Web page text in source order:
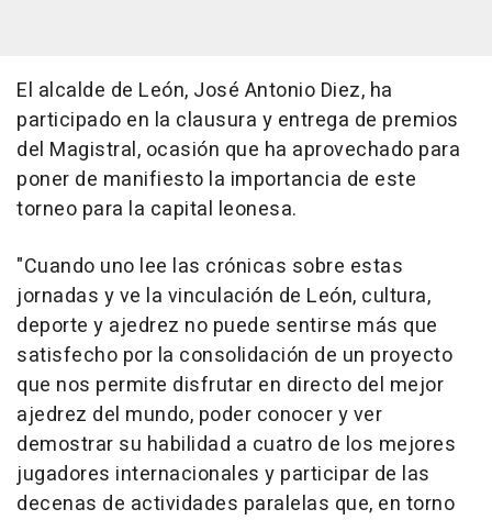
El alcalde de León, José Antonio Diez, ha
participado en la clausura y entrega de premios
del Magistral, ocasión que ha aprovechado para
poner de manifiesto la importancia de este
torneo para la capital leonesa.
"Cuando uno lee las crónicas sobre estas
jornadas y ve la vinculación de León, cultura,
deporte y ajedrez no puede sentirse más que
satisfecho por la consolidación de un proyecto
que nos permite disfrutar en directo del mejor
ajedrez del mundo, poder conocer y ver
demostrar su habilidad a cuatro de los mejores
jugadores internacionales y participar de las
decenas de actividades paralelas que, en torno